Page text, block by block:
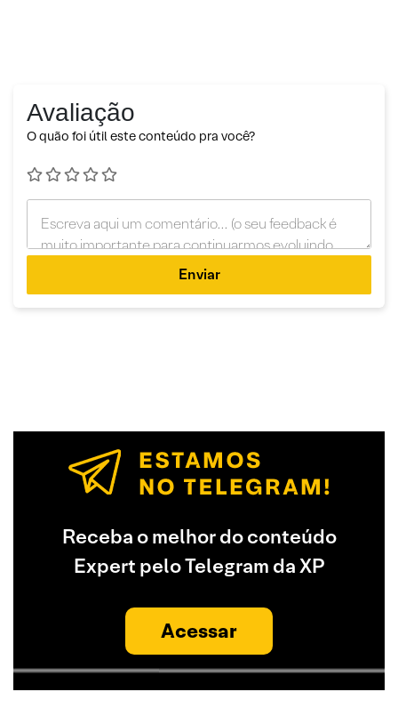
Avaliação
O quão foi útil este conteúdo pra você?
Enviar
Receba o melhor do conteúdo
Expert pelo Telegram da XP
Acessar